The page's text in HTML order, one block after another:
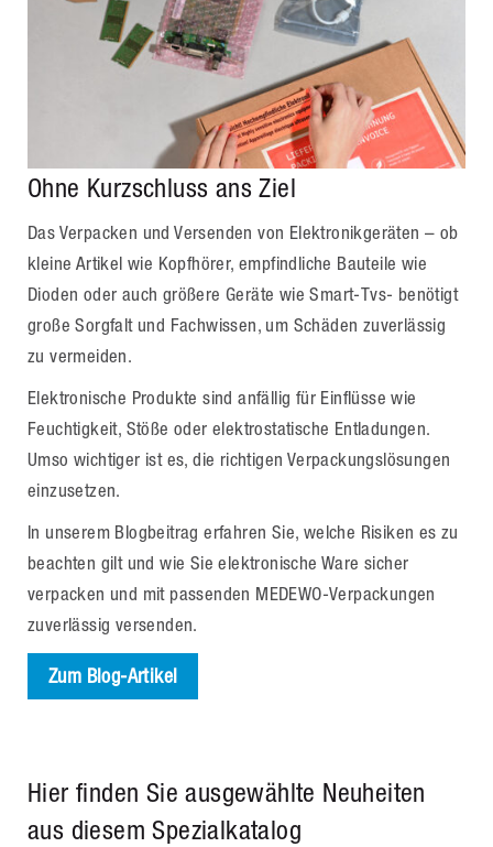
Ohne Kurzschluss ans Ziel
Das Verpacken und Versenden von Elektronikgeräten – ob
kleine Artikel wie Kopfhörer, empfindliche Bauteile wie
Dioden oder auch größere Geräte wie Smart-Tvs- benötigt
große Sorgfalt und Fachwissen, um Schäden zuverlässig
zu vermeiden.
Elektronische Produkte sind anfällig für Einflüsse wie
Feuchtigkeit, Stöße oder elektrostatische Entladungen.
Umso wichtiger ist es, die richtigen Verpackungslösungen
einzusetzen.
In unserem Blogbeitrag erfahren Sie, welche Risiken es zu
beachten gilt und wie Sie elektronische Ware sicher
verpacken und mit passenden MEDEWO-Verpackungen
zuverlässig versenden.
Zum Blog-Artikel
Hier finden Sie ausgewählte Neuheiten
aus diesem Spezialkatalog